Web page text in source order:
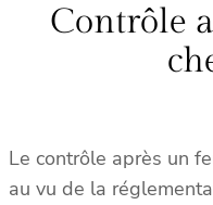
Contrôle
Le contrôle après un
au vu de la